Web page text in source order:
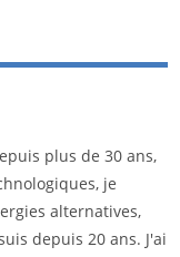
plus de 30 ans,
je
alternatives,
depuis 20 ans. J'ai